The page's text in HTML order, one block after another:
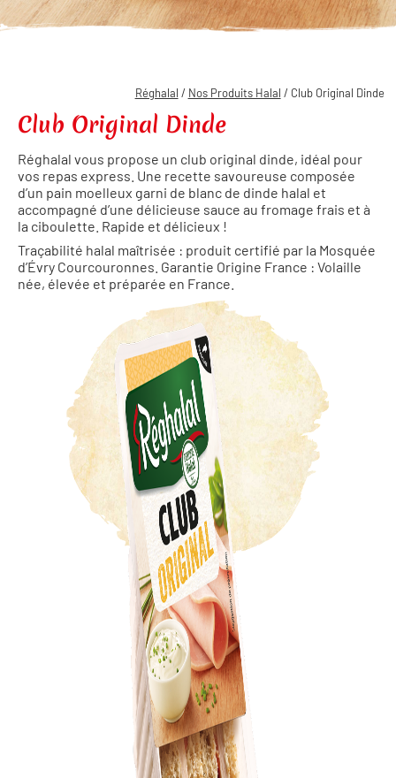
Réghalal / Nos Produits Halal / Club Original Dinde
Club Original Dinde
Réghalal vous propose un club original dinde, idéal pour
vos repas express. Une recette savoureuse composée
d’un pain moelleux garni de blanc de dinde halal et
accompagné d’une délicieuse sauce au fromage frais et à
la ciboulette. Rapide et délicieux !
Traçabilité halal maîtrisée : produit certifié par la Mosquée
d’Évry Courcouronnes. Garantie Origine France : Volaille
née, élevée et préparée en France.